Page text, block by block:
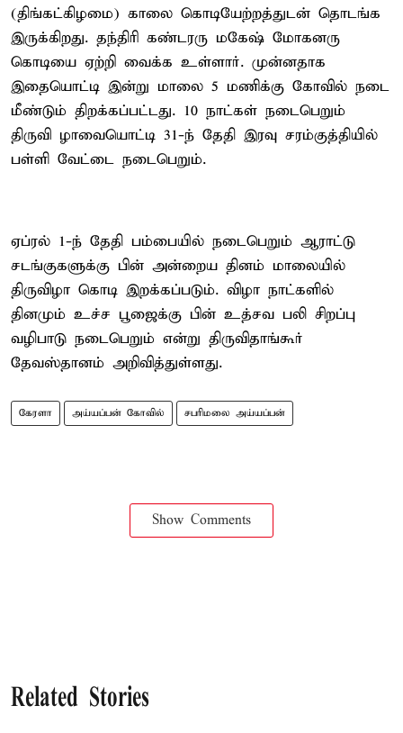
(திங்கட்கிழமை) காலை கொடியேற்றத்துடன் தொடங்க
இருக்கிறது. தந்திரி கண்டரரு மகேஷ் மோகனரு
கொடியை ஏற்றி வைக்க உள்ளார். முன்னதாக
இதையொட்டி இன்று மாலை 5 மணிக்கு கோவில் நடை
மீண்டும் திறக்கப்பட்டது. 10 நாட்கள் நடைபெறும்
திருவி ழாவையொட்டி 31-ந் தேதி இரவு சரம்குத்தியில்
பள்ளி வேட்டை நடைபெறும்.
ஏப்ரல் 1-ந் தேதி பம்பையில் நடைபெறும் ஆராட்டு
சடங்குகளுக்கு பின் அன்றைய தினம் மாலையில்
திருவிழா கொடி இறக்கப்படும். விழா நாட்களில்
தினமும் உச்ச பூஜைக்கு பின் உத்சவ பலி சிறப்பு
வழிபாடு நடைபெறும் என்று திருவிதாங்கூர்
தேவஸ்தானம் அறிவித்துள்ளது.
கேரளா அய்யப்பன் கோவில் சபரிமலை அய்யப்பன்
Show Comments
Related Stories